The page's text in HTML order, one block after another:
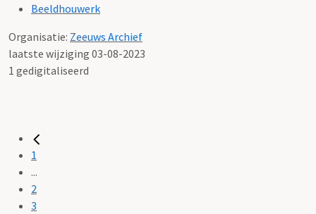
Beeldhouwerk
Organisatie: Zeeuws Archief
laatste wijziging 03-08-2023
1 gedigitaliseerd
1
...
2
3